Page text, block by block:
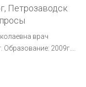
Петрозаводск
врач
факультет ПетрГУ
2011 г.